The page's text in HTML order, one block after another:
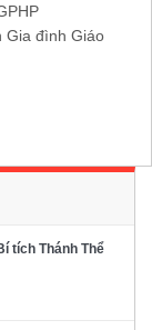
Gia đình Giáo
tích Thánh Thể